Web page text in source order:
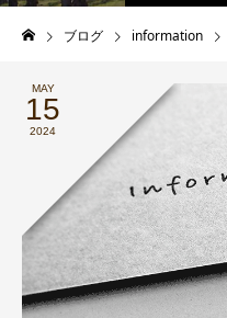
ブログ information
MAY
15
2024